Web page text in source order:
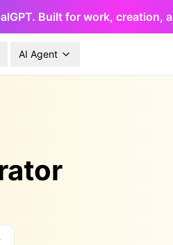
Built for work, creation,
AI Agent